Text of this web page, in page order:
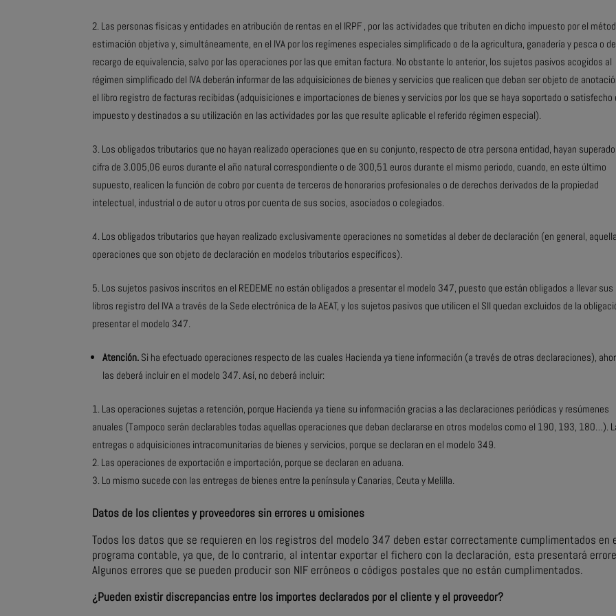
Las personas físicas y entidades en atribución de rentas en el IRPF , por las actividades que tributen en dicho impuesto por el
estimación objetiva y, simultáneamente, en el IVA por los regímenes especiales simplificado o de la agricultura, ganadería y pesca o
recargo de equivalencia, salvo por las operaciones por las que emitan factura. No obstante lo anterior, los sujetos pasivos acogidos al
régimen simplificado del IVA deberán informar de las adquisiciones de bienes y servicios que realicen que deban ser objeto de
el libro registro de facturas recibidas (adquisiciones e importaciones de bienes y servicios por los que se haya soportado o satisfecho
impuesto y destinados a su utilización en las actividades por las que resulte aplicable el referido régimen especial).
Los obligados tributarios que no hayan realizado operaciones que en su conjunto, respecto de otra persona entidad, hayan
cifra de 3.005,06 euros durante el año natural correspondiente o de 300,51 euros durante el mismo periodo, cuando, en este último
supuesto, realicen la función de cobro por cuenta de terceros de honorarios profesionales o de derechos derivados de la propiedad
intelectual, industrial o de autor u otros por cuenta de sus socios, asociados o colegiados.
Los obligados tributarios que hayan realizado exclusivamente operaciones no sometidas al deber de declaración (en general,
operaciones que son objeto de declaración en modelos tributarios específicos).
Los sujetos pasivos inscritos en el REDEME no están obligados a presentar el modelo 347, puesto que están obligados a llevar sus
libros registro del IVA a través de la Sede electrónica de la AEAT, y los sujetos pasivos que utilicen el SII quedan excluidos de la
presentar el modelo 347.
Atención. Si ha efectuado operaciones respecto de las cuales Hacienda ya tiene información (a través de otras declaraciones),
las deberá incluir en el modelo 347. Así, no deberá incluir:
Las operaciones sujetas a retención, porque Hacienda ya tiene su información gracias a las declaraciones periódicas y resúmenes
anuales (Tampoco serán declarables todas aquellas operaciones que deban declararse en otros modelos como el 190, 193, 180…).
entregas o adquisiciones intracomunitarias de bienes y servicios, porque se declaran en el modelo 349.
Las operaciones de exportación e importación, porque se declaran en aduana.
Lo mismo sucede con las entregas de bienes entre la península y Canarias, Ceuta y Melilla.
Datos de los clientes y proveedores sin errores u omisiones
Todos los datos que se requieren en los registros del modelo 347 deben estar correctamente cumplimentados en
programa contable, ya que, de lo contrario, al intentar exportar el fichero con la declaración, esta presentará
Algunos errores que se pueden producir son NIF erróneos o códigos postales que no están cumplimentados.
¿Pueden existir discrepancias entre los importes declarados por el cliente y el proveedor?